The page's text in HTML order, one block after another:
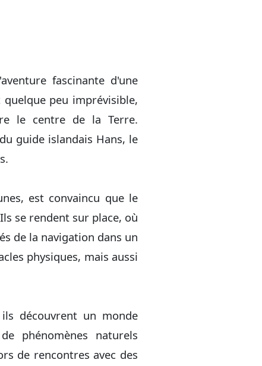
fascinante d'une
peu imprévisible,
le centre de la Terre.
guide islandais Hans, le
est convaincu que le
se rendent sur place, où
de la navigation dans un
physiques, mais aussi
découvrent un monde
phénomènes naturels
de rencontres avec des